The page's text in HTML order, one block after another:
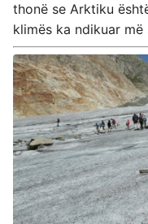
thonë se Arktiku
klimës ka ndikuar më